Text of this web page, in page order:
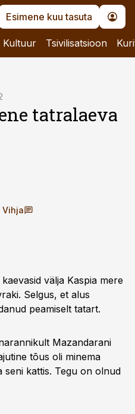
Esimene kuu tasuta
Kultuur Tsivilisatsioon
tatralaeva
Vihja
välja Kaspia mere
Selgus, et alus
peamiselt tatart.
Mazandarani
tõus oli minema
seni kattis. Tegu on olnud